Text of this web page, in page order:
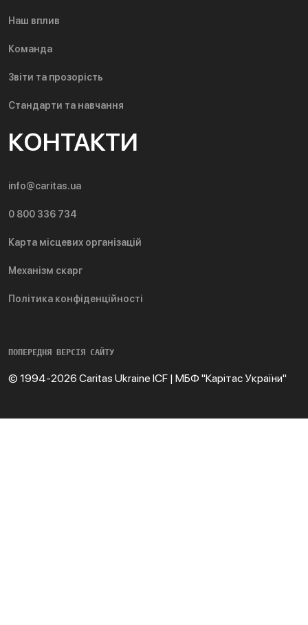
Наш вплив
Команда
Звіти та прозорість
Стандарти та навчання
КОНТАКТИ
info@caritas.ua
0 800 336 734
Карта місцевих організацій
Механізм скарг
Політика конфіденційності
ПОПЕРЕДНЯ ВЕРСІЯ САЙТУ
© 1994-2026 Caritas Ukraine ICF | МБФ "Карітас України"